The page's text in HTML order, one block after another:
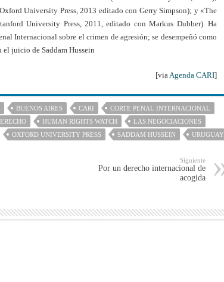
University Press, 2013 editado con Gerry Simpson); y «The
University Press, 2011, editado con Markus Dubber). Ha
Internacional sobre el crimen de agresión; se desempeñó como
el juicio de Saddam Hussein
[viaAgenda CARI]
BUENOS AIRES CARI
CORTE PENAL INTERNACIONAL
HUMAN RIGHTS WATCH
LAS NEGOCIACIONES
OXFORD UNIVERSITY PRESS SADDAM HUSSEIN URUGUAY
Siguiente
Por un derecho internacional de
acogida